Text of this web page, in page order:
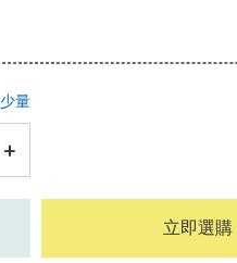
量
立即選購